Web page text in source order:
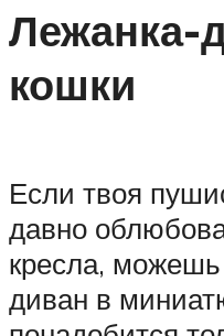
Лежанка-
кошки
Если твоя
давно
кресла,
диван в